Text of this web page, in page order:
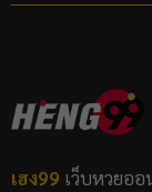
เฮง99 เว็บหวยอ